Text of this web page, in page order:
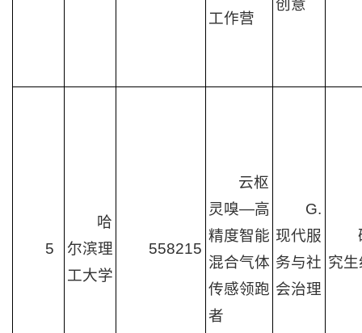
工作营
创意
5
哈
尔滨理
工大学
558215
云枢
灵嗅—高
精度智能
混合气体
传感领跑
者
G.
现代服
务与社
会治理
究生